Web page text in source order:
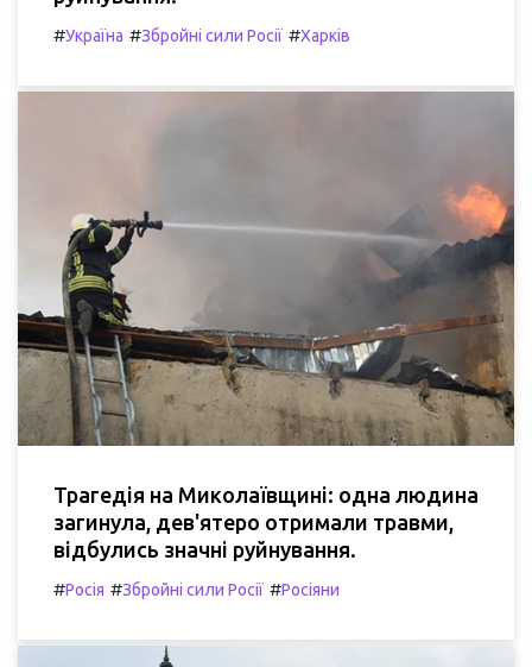
#Україна #Збройні сили Росії #Харків
Трагедія на Миколаївщині: одна людина
загинула, дев'ятеро отримали травми,
відбулись значні руйнування.
#Росія #Збройні сили Росії #Росіяни